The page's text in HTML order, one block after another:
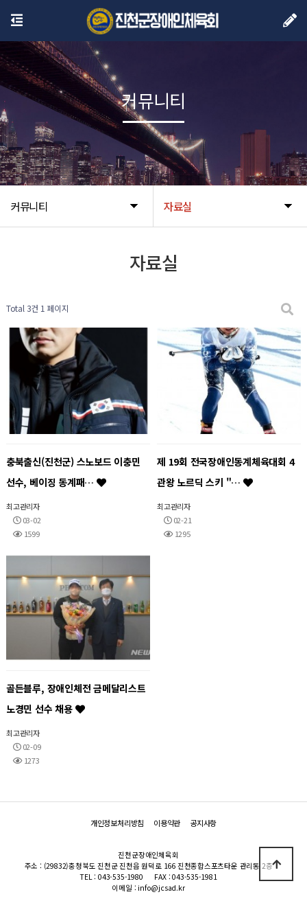
커뮤니티 자료실
커뮤니티
자료실
Total 3건 1 페이지
충북출신(진천군) 스노보드 이충민
선수, 베이징 동계패…
최고관리자
03-02
1599
제 19회 전국장애인동계체육대회 4
관왕 노르딕 스키 "…
최고관리자
02-21
1295
골든블루, 장애인체전 금메달리스트
노경민 선수 채용
최고관리자
02-09
1273
개인정보처리방침 이용약관 공지사항
진천군장애인체육회
주소 : (29832)충청북도 진천군 진천읍 원덕로 166 진천종합스포츠타운 관리동 2층
TEL : 043-535-1980
FAX : 043-535-1981
이메일 : info@jcsad.kr